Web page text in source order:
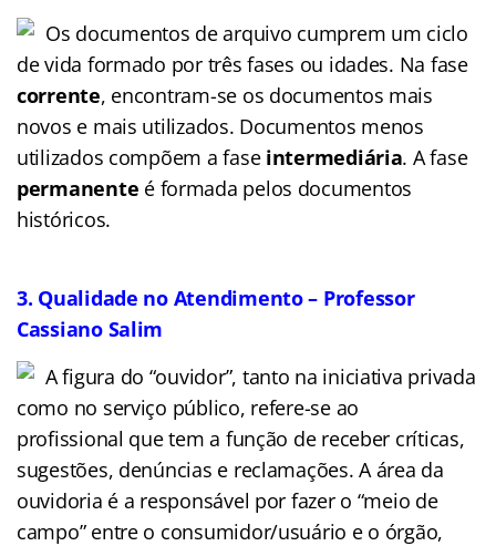
Os documentos de arquivo cumprem um ciclo
de vida formado por três fases ou idades. Na fase
corrente, encontram-se os documentos mais
novos e mais utilizados. Documentos menos
utilizados compõem a fase intermediária. A fase
permanente é formada pelos documentos
históricos.
3. Qualidade no Atendimento – Professor
Cassiano Salim
A figura do “ouvidor”, tanto na iniciativa privada
como no serviço público, refere-se ao
profissional que tem a função de receber críticas,
sugestões, denúncias e reclamações. A área da
ouvidoria é a responsável por fazer o “meio de
campo” entre o consumidor/usuário e o órgão,